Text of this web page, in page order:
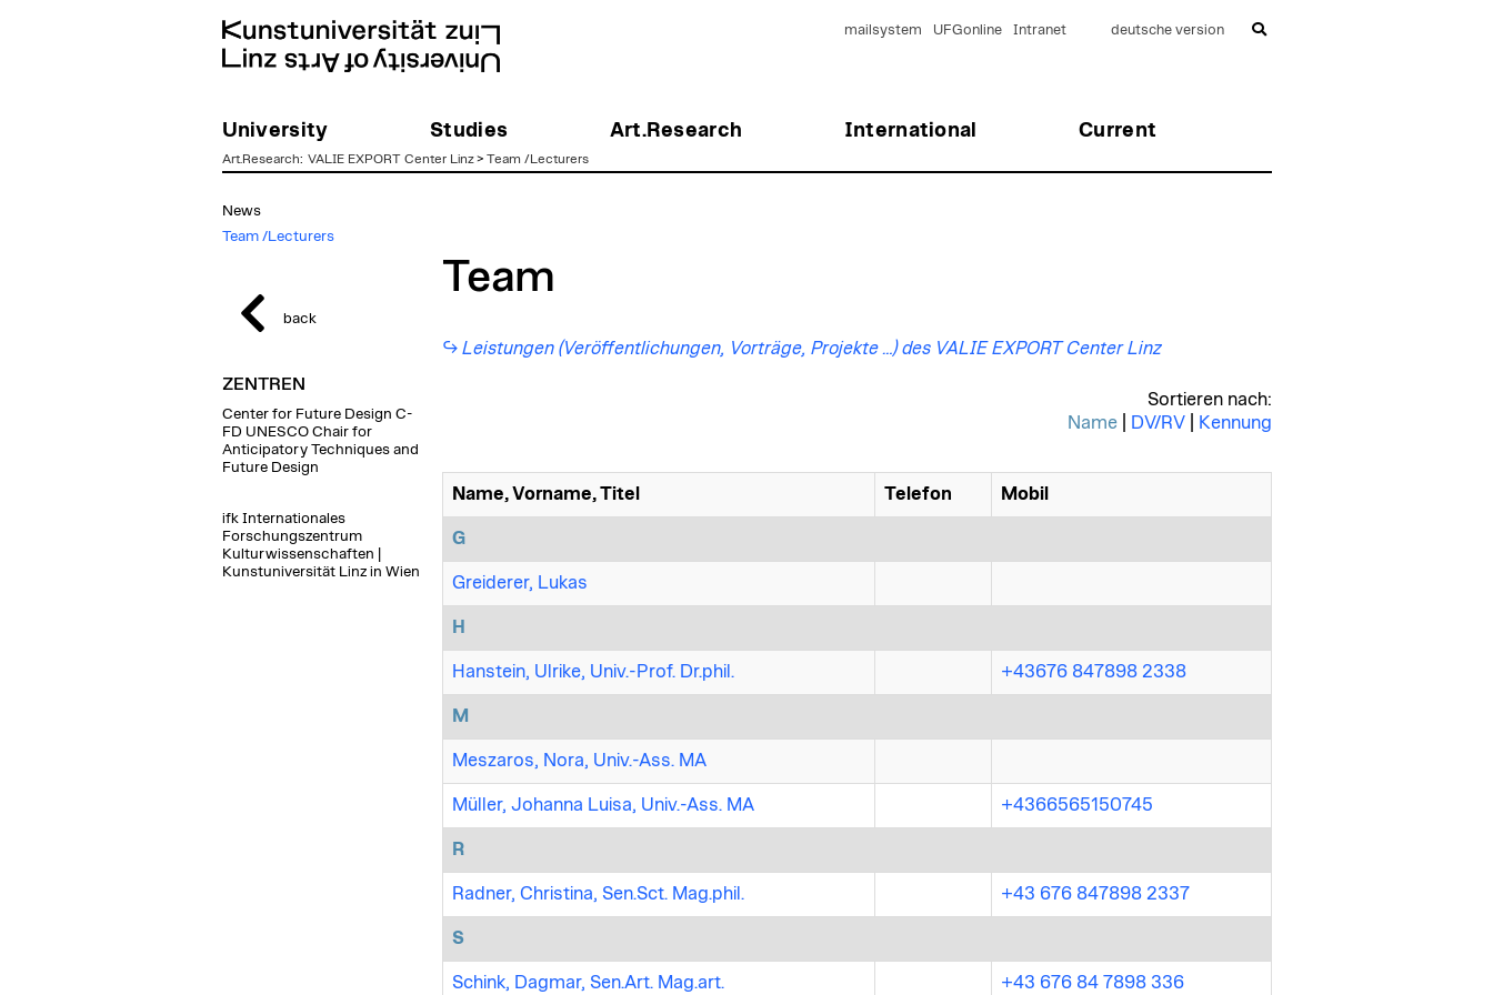
University Studies Art.Research International Current
mailsystem UFGonline Intranet deutsche version
Art.Research: VALIE EXPORT Center Linz> Team /Lecturers
News
Team /Lecturers
back
ZENTREN
Center for Future Design C-
FD UNESCO Chair for
Anticipatory Techniques and
Future Design
ifk Internationales
Forschungszentrum
Kulturwissenschaften |
Kunstuniversität Linz in Wien
Team
Leistungen (Veröffentlichungen, Vorträge, Projekte …) des VALIE EXPORT Center Linz
Sortieren nach:
Name| DV/RV| Kennung
Name, Vorname, Titel Telefon Mobil
G
Greiderer, Lukas
H
Hanstein, Ulrike, Univ.-Prof. Dr.phil. +43676 847898 2338
M
Meszaros, Nora, Univ.-Ass. MA
Müller, Johanna Luisa, Univ.-Ass. MA +4366565150745
R
Radner, Christina, Sen.Sct. Mag.phil. +43 676 847898 2337
S
Schink, Dagmar, Sen.Art. Mag.art. +43 676 84 7898 336